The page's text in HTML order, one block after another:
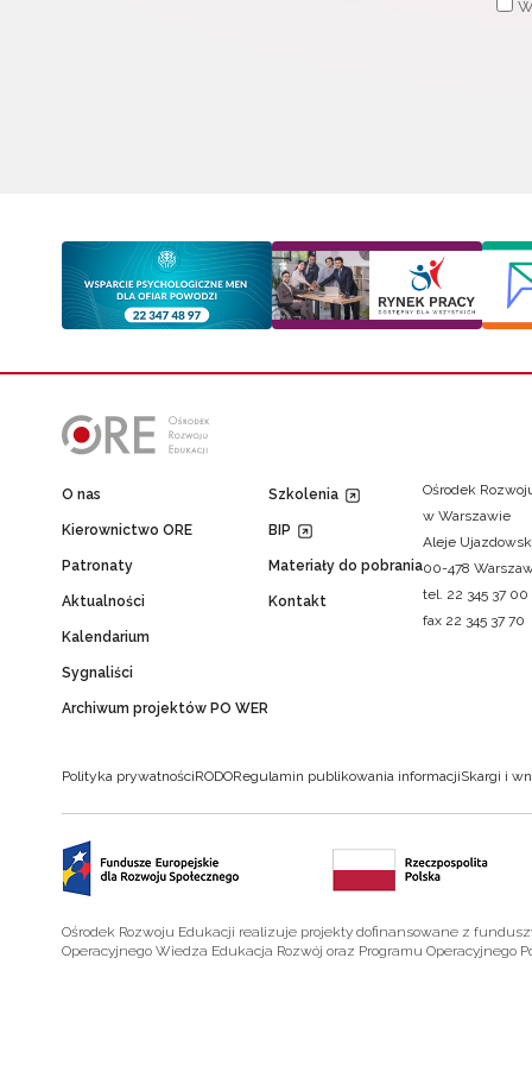
O nas
Kierownictwo ORE
Patronaty
Aktualności
Kalendarium
Sygnaliści
Archiwum projektów PO WER
Szkolenia
BIP
Materiały do pobrania
Kontakt
Ośrodek
w Warszawie
Aleje
00-478
tel. 22 345 37 00
fax 22 345 37 70
Polityka prywatnościRODORegulamin publikowania informacjiSkargi i
Ośrodek Rozwoju Edukacji realizuje projekty dofinansowane z
Operacyjnego Wiedza Edukacja Rozwój oraz Programu Operacyjnego